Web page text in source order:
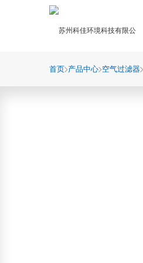
首页 产品中心 空气过滤器